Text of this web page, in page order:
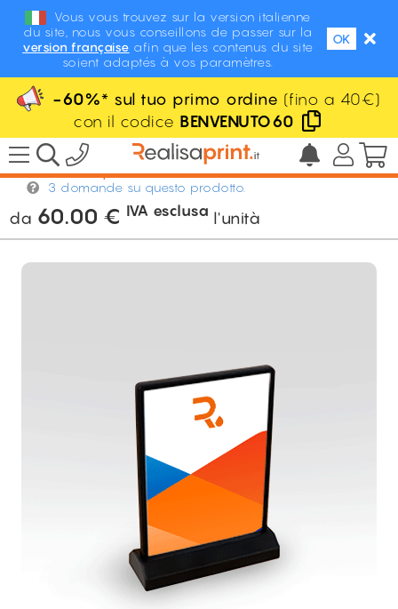
Vous vous trouvez sur la version italienne
du site, nous vous conseillons de passer sur la
version française afin que les contenus du site
soient adaptés à vos paramètres.
OK
-60%* sul tuo primo ordine (fino a 40€)
con il codice BENVENUTO60
/ POS / Display / Eventi / Espositori da
banco / Espositore da banco luminoso LED
3 domande su questo prodotto.
da 60.00 € IVA esclusa l'unità